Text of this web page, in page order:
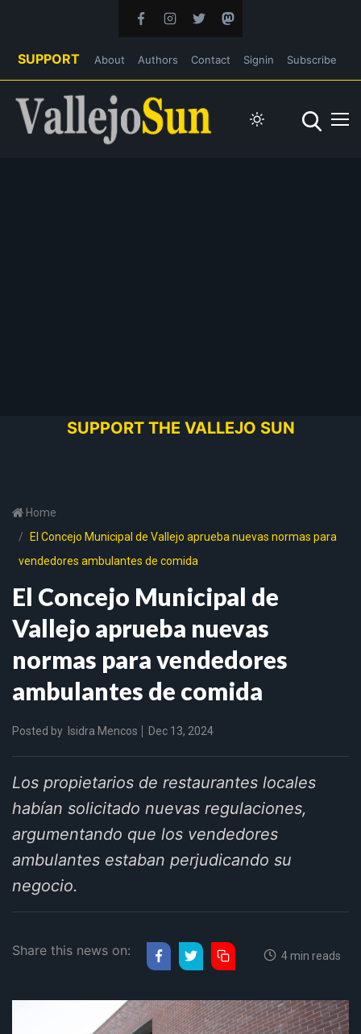
SUPPORT About Authors Contact Signin Subscribe
SUPPORT THE VALLEJO SUN
Home
El Concejo Municipal de Vallejo aprueba nuevas normas para
vendedores ambulantes de comida
El Concejo Municipal de
Vallejo aprueba nuevas
normas para vendedores
ambulantes de comida
Posted by Isidra Mencos Dec 13, 2024
Los propietarios de restaurantes locales
habían solicitado nuevas regulaciones,
argumentando que los vendedores
ambulantes estaban perjudicando su
negocio.
Share this news on: 4 min reads